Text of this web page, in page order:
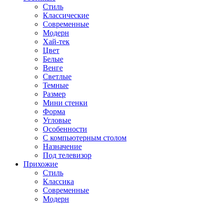
Стиль
Классические
Современные
Модерн
Хай-тек
Цвет
Белые
Венге
Светлые
Темные
Размер
Мини стенки
Форма
Угловые
Особенности
С компьютерным столом
Назначение
Под телевизор
Прихожие
Стиль
Классика
Современные
Модерн